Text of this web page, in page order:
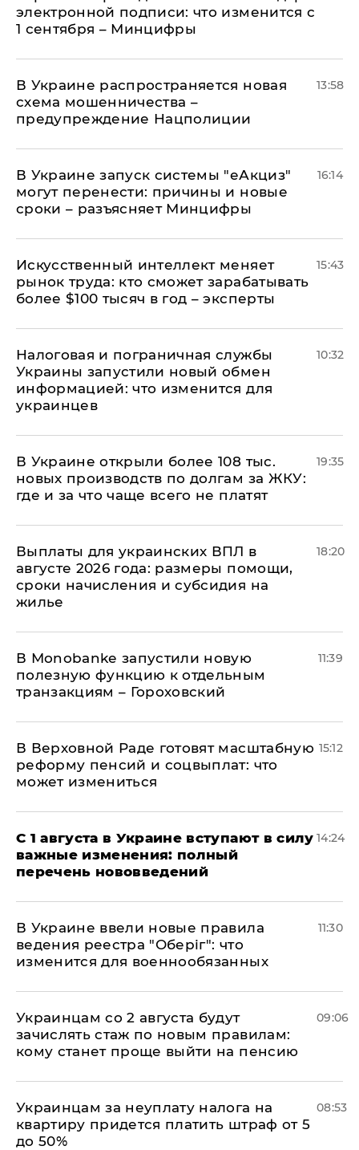
электронной подписи: что изменится с
1 сентября – Минцифры
В Украине распространяется новая
схема мошенничества –
предупреждение Нацполиции
13:58
В Украине запуск системы "еАкциз"
могут перенести: причины и новые
сроки – разъясняет Минцифры
16:14
Искусственный интеллект меняет
рынок труда: кто сможет зарабатывать
более $100 тысяч в год – эксперты
15:43
Налоговая и пограничная службы
Украины запустили новый обмен
информацией: что изменится для
украинцев
10:32
В Украине открыли более 108 тыс.
новых производств по долгам за ЖКУ:
где и за что чаще всего не платят
19:35
Выплаты для украинских ВПЛ в
августе 2026 года: размеры помощи,
сроки начисления и субсидия на
жилье
18:20
В Мonobankе запустили новую
полезную функцию к отдельным
транзакциям – Гороховский
11:39
В Верховной Раде готовят масштабную
реформу пенсий и соцвыплат: что
может измениться
15:12
С 1 августа в Украине вступают в силу
важные изменения: полный
перечень нововведений
14:24
В Украине ввели новые правила
ведения реестра "Оберіг": что
изменится для военнообязанных
11:30
Украинцам со 2 августа будут
зачислять стаж по новым правилам:
кому станет проще выйти на пенсию
09:06
Украинцам за неуплату налога на
квартиру придется платить штраф от 5
до 50%
08:53